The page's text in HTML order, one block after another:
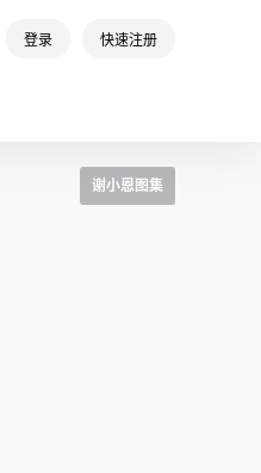
登录 快速注册
谢小恩图集